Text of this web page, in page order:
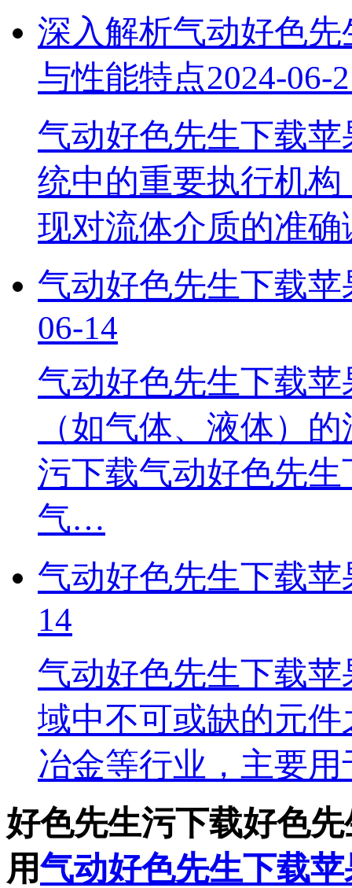
深入解析气动好色先
与性能特点2024-06-
气动好色先生下载苹
统中的重要执行机构
现对流体介质的准
气动好色先生下载
06-14
气动好色先生下载
（如气体、液体）
污下载气动好色先
气…
气动好色先生下载
14
气动好色先生下载
域中不可或缺的元件之一
冶金等行业，主要
好色先生污下载好色
用气动好色先生下载